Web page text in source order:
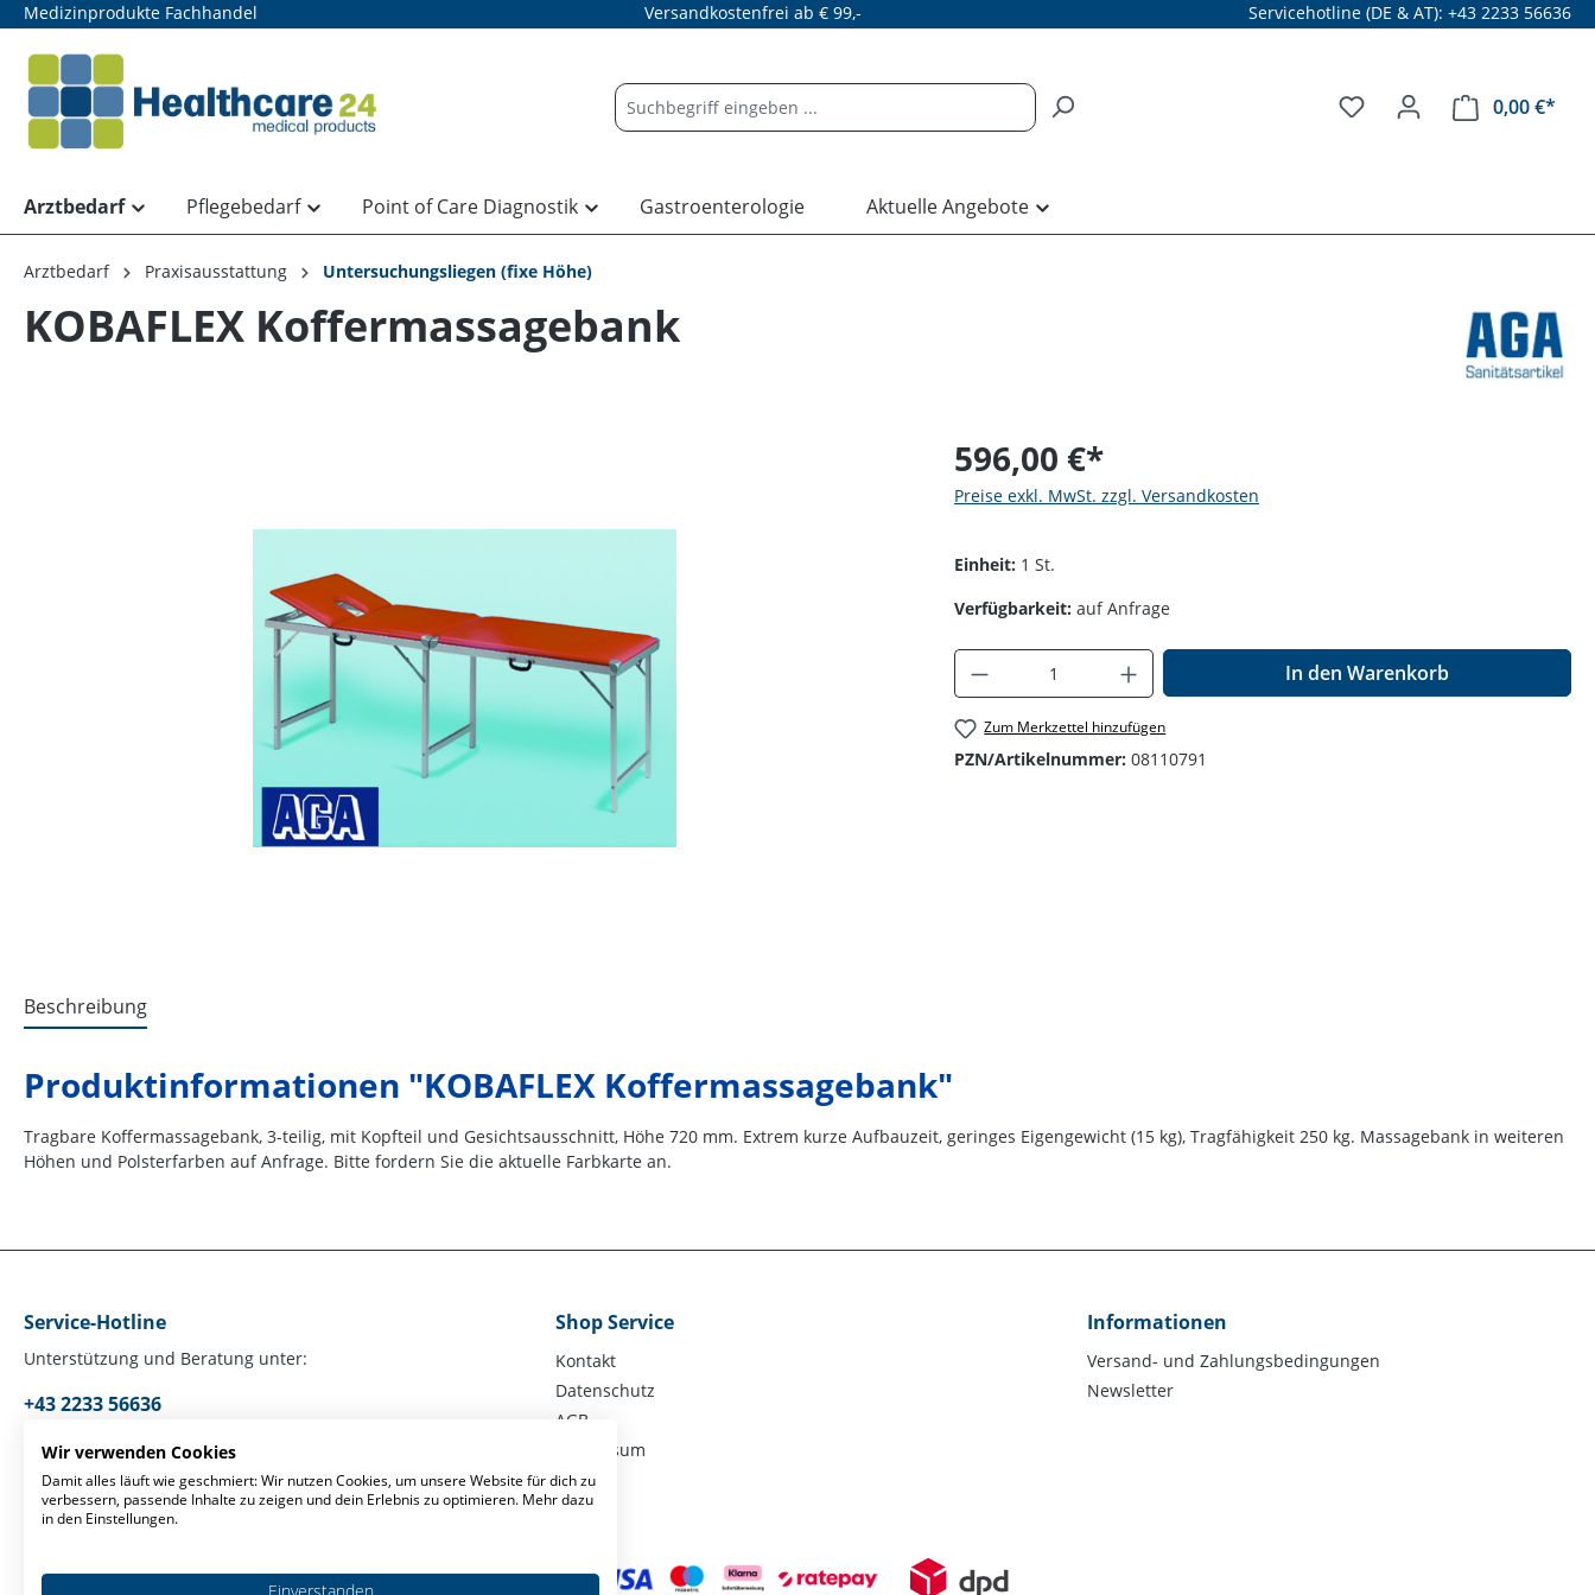
Zur Hauptnavigation springen
Medizinprodukte Fachhandel Versandkostenfrei ab € 99,- Servicehotline (DE & AT): +43 2233 56636
0,00 €*
Arztbedarf Pflegebedarf Point of Care Diagnostik Gastroenterologie Aktuelle Angebote
Arztbedarf Praxisausstattung Untersuchungsliegen (fixe Höhe)
KOBAFLEX Koffermassagebank
596,00 €*
Preise exkl. MwSt. zzgl. Versandkosten
Einheit: 1 St.
Verfügbarkeit: auf Anfrage
Produkt Anzahl: Gib den gewünschten Wert
In den Warenkorb
Zum Merkzettel hinzufügen
PZN/Artikelnummer: 08110791
Beschreibung
Produktinformationen "KOBAFLEX Koffermassagebank"
Tragbare Koffermassagebank, 3-teilig, mit Kopfteil und Gesichtsausschnitt, Höhe 720 mm. Extrem kurze Aufbauzeit, geringes Eigengewicht (15 kg), Tragfähigkeit 250 kg. Massagebank in weiteren
Höhen und Polsterfarben auf Anfrage. Bitte fordern Sie die aktuelle Farbkarte an.
Service-Hotline
Unterstützung und Beratung unter:
+43 2233 56636
Mo-Fr, 09:00 - 17:00 Uhr
Oder über unserKontaktformular.
Shop Service
Kontakt
Datenschutz
AGB
Impressum
Informationen
Versand- und Zahlungsbedingungen
Newsletter
Wir verwenden Cookies
Damit alles läuft wie geschmiert: Wir nutzen Cookies, um unsere Website für dich zu
verbessern, passende Inhalte zu zeigen und dein Erlebnis zu optimieren. Mehr dazu
in den Einstellungen.